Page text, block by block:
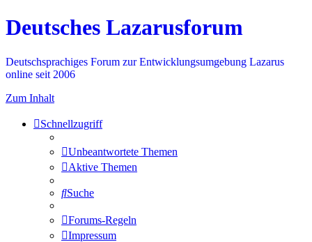
Deutsches Lazarusforum
Deutschsprachiges Forum zur Entwicklungsumgebung Lazarus
online seit 2006
Zum Inhalt
Schnellzugriff
Unbeantwortete Themen
Aktive Themen
Suche
Forums-Regeln
Impressum